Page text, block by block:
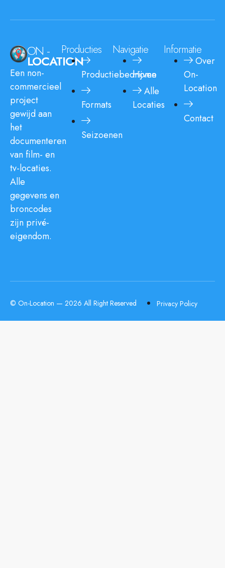
ON -
LOCATION
Een non-
commercieel
project
gewijd aan
het
documenteren
van film- en
tv-locaties.
Alle
gegevens en
broncodes
zijn privé-
eigendom.
Producties
Productiebedrijven
Formats
Seizoenen
Navigatie
Home
Alle
Locaties
Informatie
Over
On-
Location
Contact
© On-Location — 2026 All Right Reserved Privacy Policy